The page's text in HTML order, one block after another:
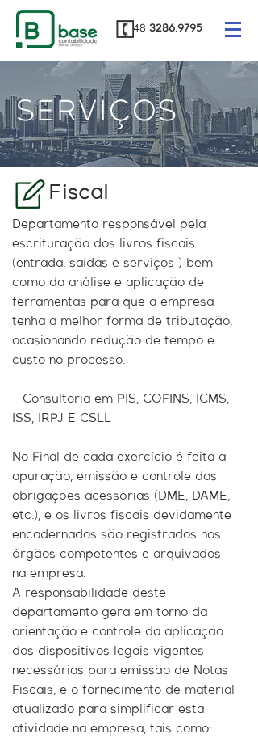
48 3286.9795
SERVIÇOS
Fiscal
Departamento responsável pela
escrituração dos livros fiscais
(entrada, saídas e serviços ) bem
como da análise e aplicação de
ferramentas para que a empresa
tenha a melhor forma de tributação,
ocasionando redução de tempo e
custo no processo.
– Consultoria em PIS, COFINS, ICMS,
ISS, IRPJ E CSLL
No Final de cada exercício é feita a
apuração, emissão e controle das
obrigações acessórias (DME, DAME,
etc.), e os livros fiscais devidamente
encadernados são registrados nos
órgãos competentes e arquivados
na empresa.
A responsabilidade deste
departamento gera em torno da
orientação e controle da aplicação
dos dispositivos legais vigentes
necessárias para emissão de Notas
Fiscais, e o fornecimento de material
atualizado para simplificar esta
atividade na empresa, tais como: